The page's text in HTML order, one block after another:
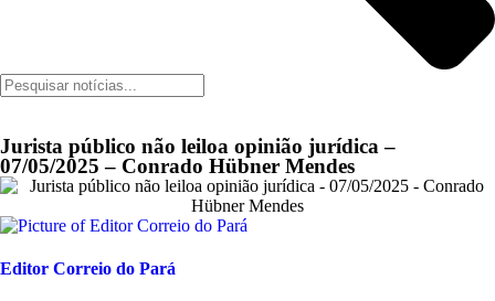
Jurista público não leiloa opinião jurídica –
07/05/2025 – Conrado Hübner Mendes
Editor Correio do Pará